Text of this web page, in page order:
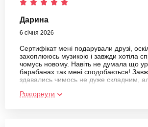
Дарина
6 січня 2026
Сертифікат мені подарували друзі,
захоплююсь музикою і завжди хотіла
чомусь новому. Навіть не думала що
барабанах так мені сподобається!
здавались чимось не дуже складним,
пройти повноцінний курс) Дякую bodo
Розгорнути